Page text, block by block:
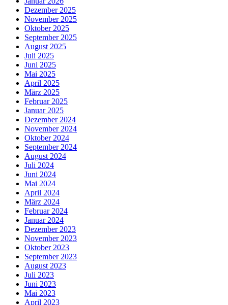
Dezember 2025
November 2025
Oktober 2025
September 2025
August 2025
Juli 2025
Juni 2025
Mai 2025
April 2025
März 2025
Februar 2025
Januar 2025
Dezember 2024
November 2024
Oktober 2024
September 2024
August 2024
Juli 2024
Juni 2024
Mai 2024
April 2024
März 2024
Februar 2024
Januar 2024
Dezember 2023
November 2023
Oktober 2023
September 2023
August 2023
Juli 2023
Juni 2023
Mai 2023
April 2023